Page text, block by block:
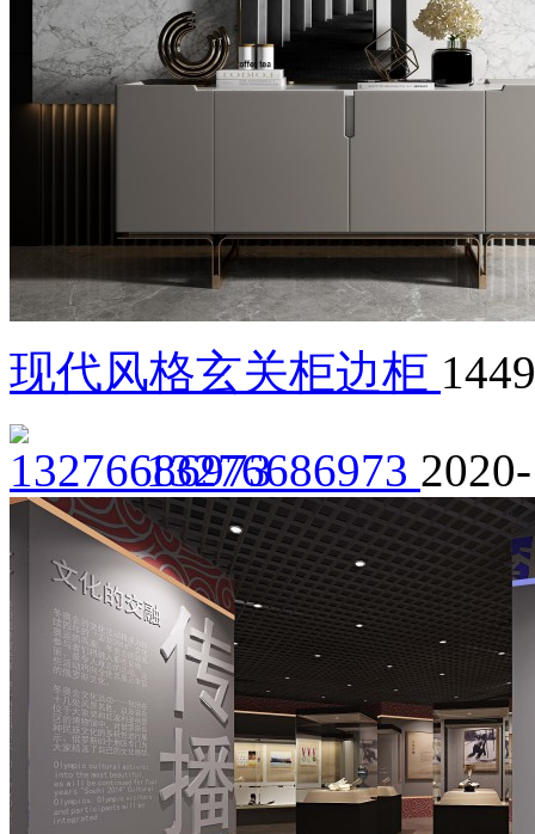
现代风格玄关柜边柜 1449
13276686973